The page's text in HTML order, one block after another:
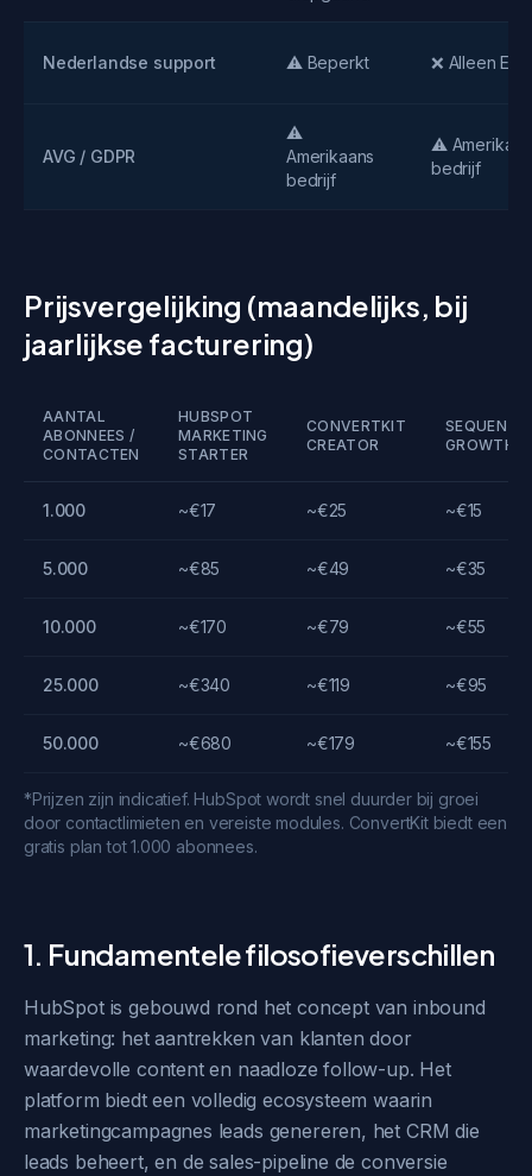
Nederlandse support ⚠️ Beperkt ❌ Alleen
AVG / GDPR
⚠️
Amerikaans
bedrijf
⚠️
bedrijf
Prijsvergelijking (maandelijks, bij
jaarlijkse facturering)
AANTAL
ABONNEES /
CONTACTEN
HUBSPOT
MARKETING
STARTER
CONVERTKIT
CREATOR
SEQUENZY
GROWTH
1.000 ~€17 ~€25 ~€15
5.000 ~€85 ~€49 ~€35
10.000 ~€170 ~€79 ~€55
25.000 ~€340 ~€119 ~€95
50.000 ~€680 ~€179 ~€155
*Prijzen zijn indicatief. HubSpot wordt snel duurder bij groei
door contactlimieten en vereiste modules. ConvertKit biedt een
gratis plan tot 1.000 abonnees.
1. Fundamentele filosofieverschillen
HubSpot is gebouwd rond het concept van inbound
marketing: het aantrekken van klanten door
waardevolle content en naadloze follow-up. Het
platform biedt een volledig ecosysteem waarin
marketingcampagnes leads genereren, het CRM die
leads beheert, en de sales-pipeline de conversie